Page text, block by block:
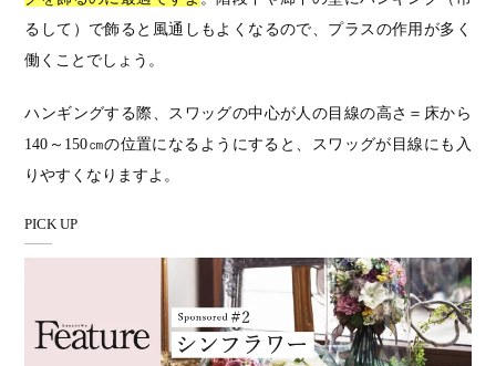
るして）で飾ると風通しもよくなるので、プラスの作用が多く
働くことでしょう。
ハンギングする際、スワッグの中心が人の目線の高さ＝床から
140～150㎝の位置になるようにすると、スワッグが目線にも入
りやすくなりますよ。
PICK UP